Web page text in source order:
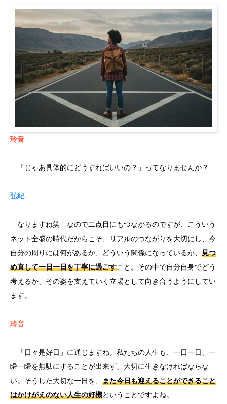
玲音
「じゃあ具体的にどうすればいいの？」ってなりませんか？
弘紀
なりますね笑 なので二点目にもつながるのですが、こういう
ネット全盛の時代だからこそ、リアルのつながりを大切にし、今
自分の周りには何があるか、どういう関係になっているか、 見つ
め直して一日一日を丁寧に過ごすこと。その中で自分自身でどう
考えるか、その姿を支えていく立場として向き合うようにしてい
ます。
玲音
「日々是好日」に通じますね。私たちの人生も、一日一日、一
瞬一瞬を無駄にすることが出来ず、大切に生きなければならな
い。そうした大切な一日を、 また今日も迎えることができること
はかけがえのない人生の好機ということですよね。